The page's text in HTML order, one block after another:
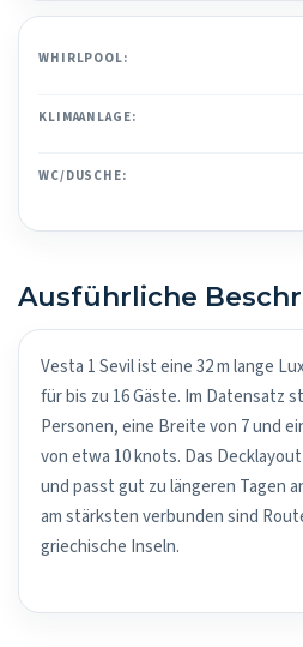
WHIRLPOOL:
KLIMAANLAGE:
WC/DUSCHE:
Ausführliche
Vesta 1 Sevil ist eine 32 m lange
für bis zu 16 Gäste. Im Datensatz
Personen, eine Breite von 7 und
von etwa 10 knots. Das
und passt gut zu längeren Tagen
am stärksten verbunden sind
griechische Inseln.